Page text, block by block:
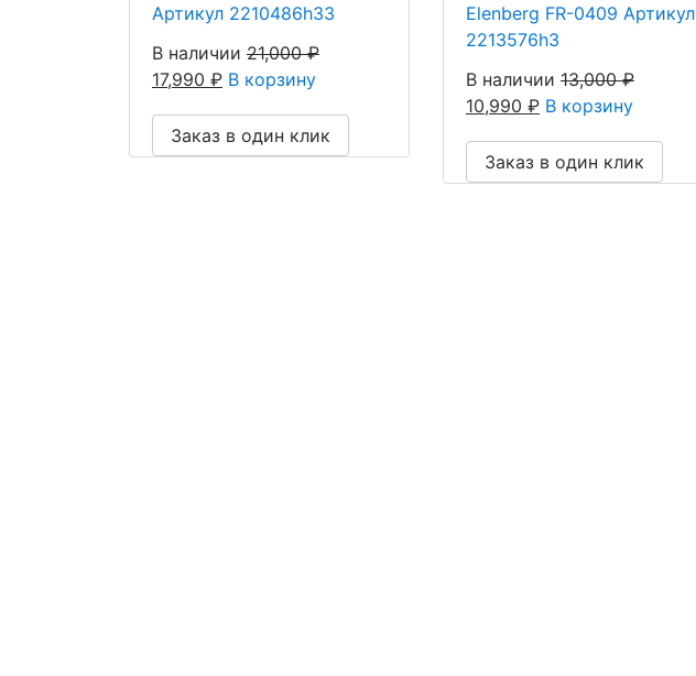
Артикул 2210486h33
В наличии 21,000₽
17,990 ₽ В корзину
Заказ в один клик
Elenberg FR-0409 Артикул
2213576h3
В наличии 13,000₽
10,990 ₽ В корзину
Заказ в один клик